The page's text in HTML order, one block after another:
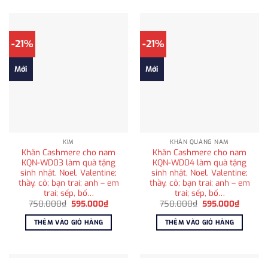
-21%
Mới
KIM
Khăn Cashmere cho nam
KQN-WD03 làm quà tặng
sinh nhật, Noel, Valentine;
thầy, cô; bạn trai; anh – em
trai; sếp, bố…
750.000₫ Giá
là:
750.000₫.
595.000₫Giá
tại
THÊM VÀO GIỎ HÀNG
-21%
Mới
KHĂN QUÀNG NAM
Khăn Cashmere cho nam
KQN-WD04 làm quà tặng
sinh nhật, Noel, Valentine;
thầy, cô; bạn trai; anh – em
trai; sếp, bố…
750.000₫ Giá
là:
750.000₫.
595.000₫Giá
tại
THÊM VÀO GIỎ HÀNG